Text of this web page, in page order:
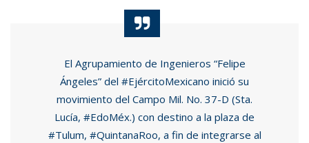
El Agrupamiento de Ingenieros “Felipe
Ángeles” del #EjércitoMexicano inició su
movimiento del Campo Mil. No. 37-D (Sta.
Lucía, #EdoMéx.) con destino a la plaza de
#Tulum, #QuintanaRoo, a fin de integrarse al